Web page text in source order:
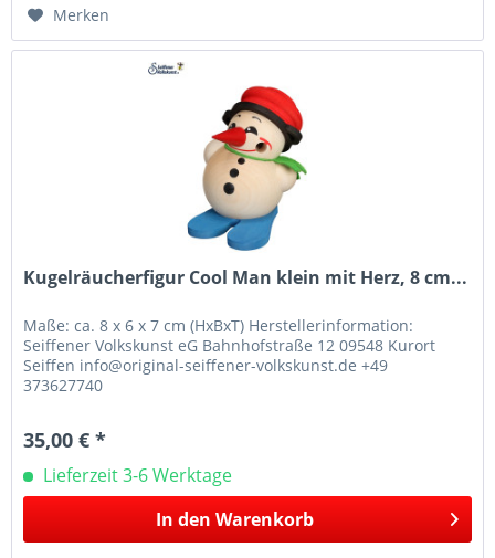
Merken
Kugelräucherfigur Cool Man klein mit Herz, 8 cm...
Maße: ca. 8 x 6 x 7 cm (HxBxT) Herstellerinformation:
Seiffener Volkskunst eG Bahnhofstraße 12 09548 Kurort
Seiffen info@original-seiffener-volkskunst.de +49
373627740
35,00 € *
Lieferzeit 3-6 Werktage
In den Warenkorb